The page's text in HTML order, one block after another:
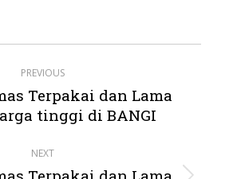
PREVIOUS
Previous
post:
Terpakai dan Lama
tinggi di BANGI
NEXT